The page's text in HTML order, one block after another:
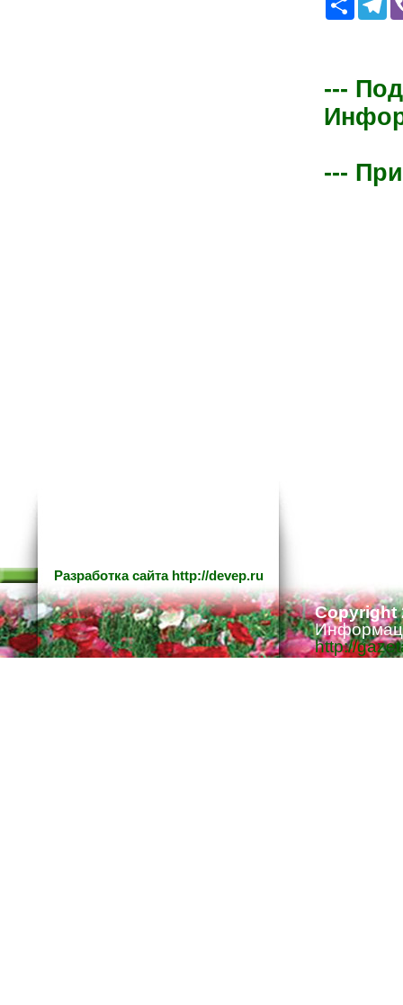
---
---
Разработка сайта http://devep.ru
Copyright
http://